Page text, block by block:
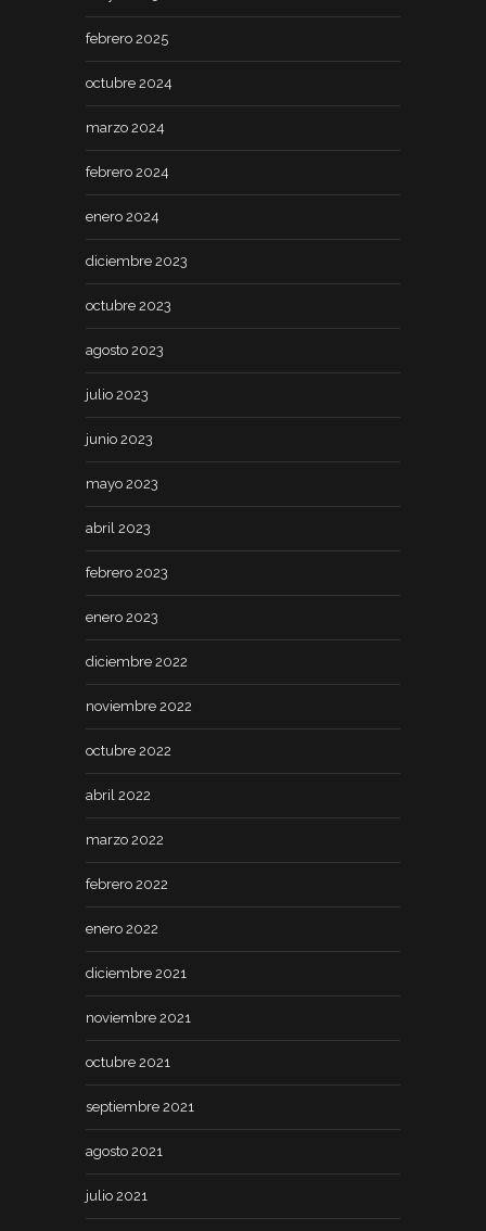
febrero 2025
octubre 2024
marzo 2024
febrero 2024
enero 2024
diciembre 2023
octubre 2023
agosto 2023
julio 2023
junio 2023
mayo 2023
abril 2023
febrero 2023
enero 2023
diciembre 2022
noviembre 2022
octubre 2022
abril 2022
marzo 2022
febrero 2022
enero 2022
diciembre 2021
noviembre 2021
octubre 2021
septiembre 2021
agosto 2021
julio 2021